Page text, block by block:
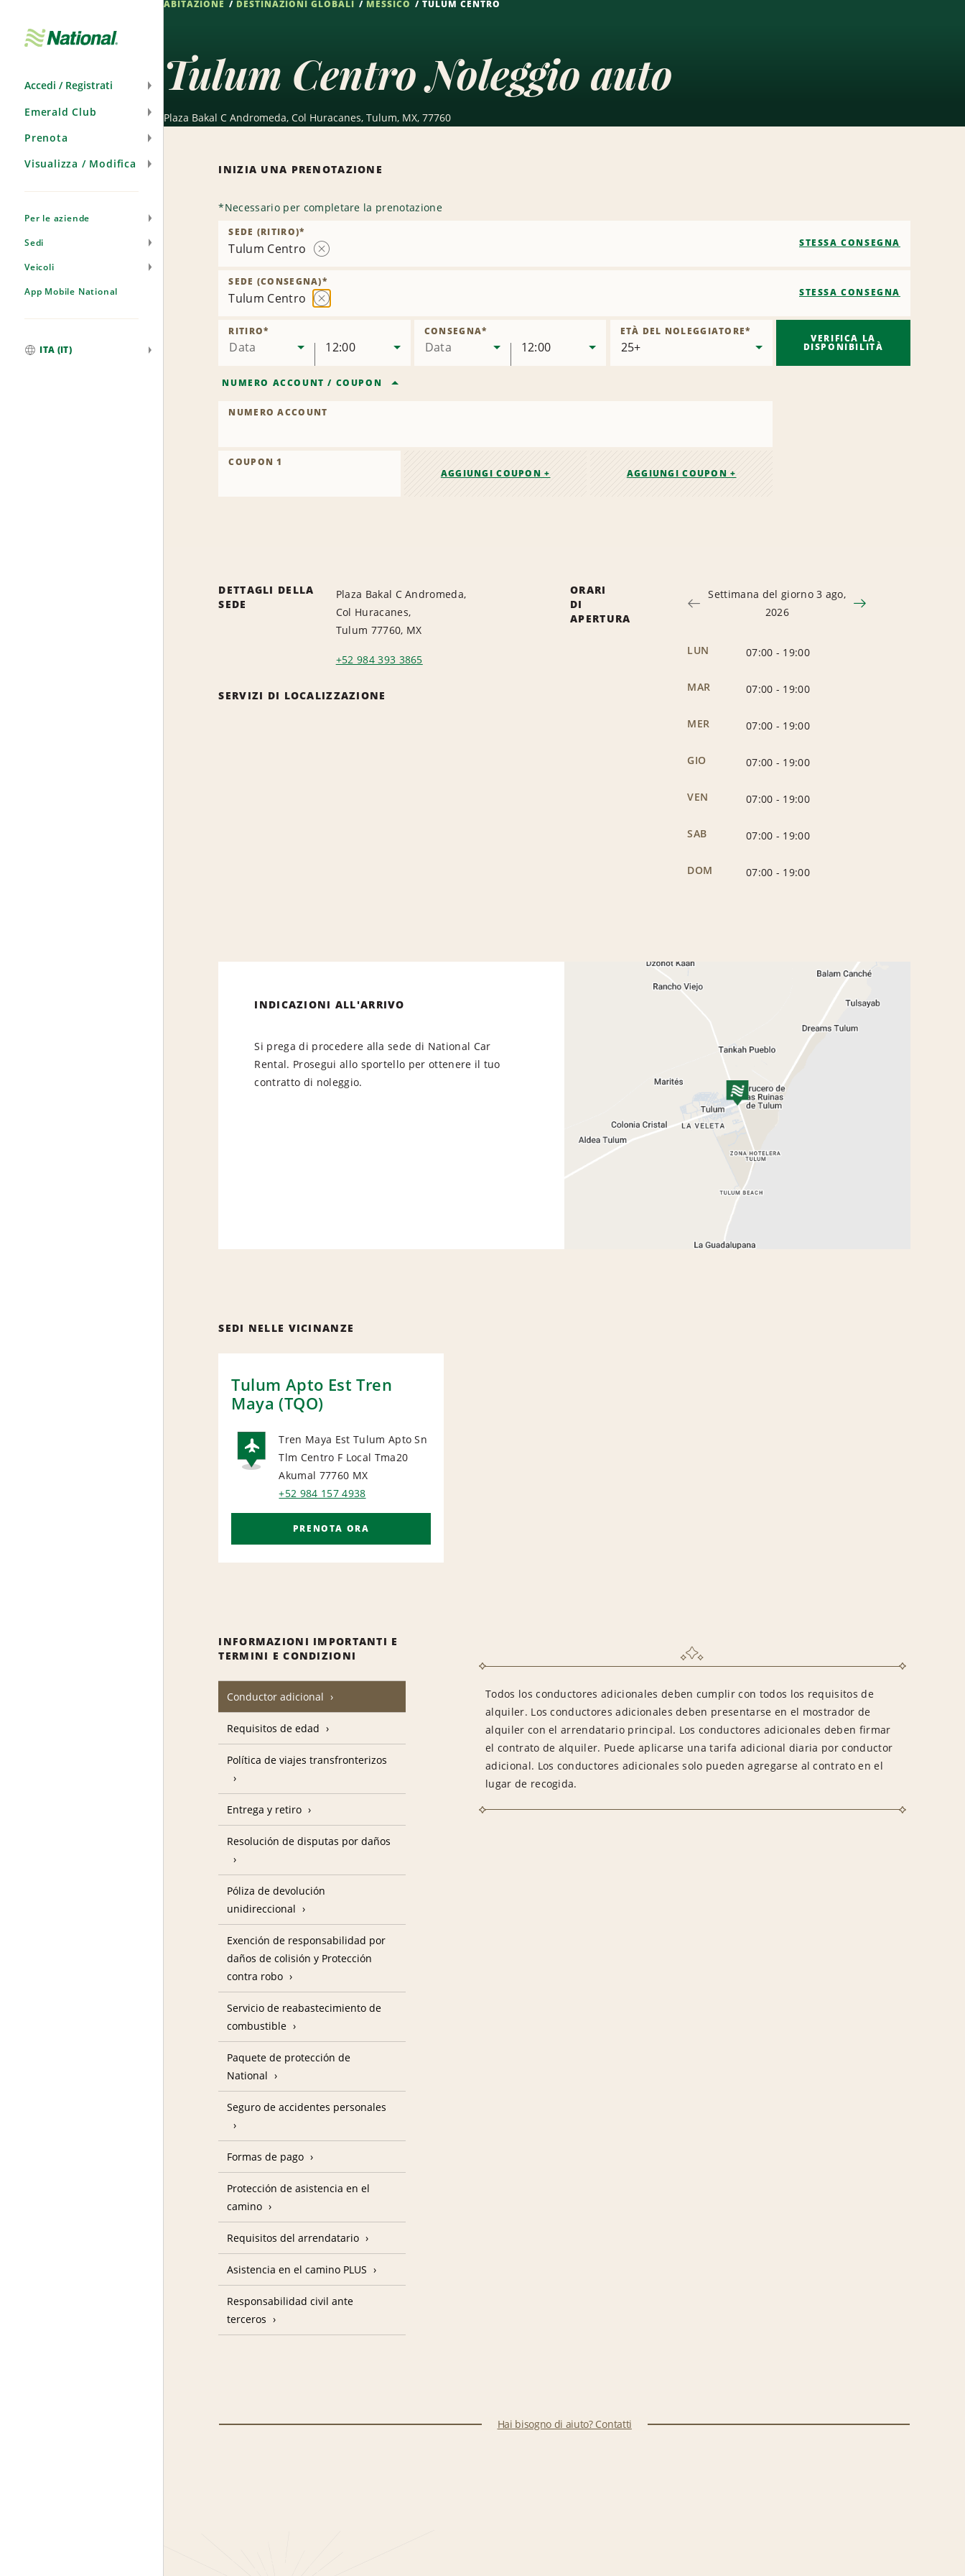
Accedi / Registrati
Emerald Club
Prenota
Visualizza / Modifica
Per le aziende
Sedi
Veicoli
App Mobile National
ITA (IT)
ABITAZIONE DESTINAZIONI GLOBALI MESSICO TULUM CENTRO
Tulum Centro Noleggio auto
Plaza Bakal C Andromeda, Col Huracanes, Tulum, MX, 77760
INIZIA UNA PRENOTAZIONE
*Necessario per completare la prenotazione
Tulum Centro
sede
SEDE (RITIRO)*
STESSA CONSEGNA
Tulum Centro
SEDE (CONSEGNA)*
STESSA CONSEGNA
Data
RITIRO*
12:00 Data
CONSEGNA*
12:00
ETÀ DEL NOLEGGIATORE*
NUMERO ACCOUNT / COUPON
NUMERO ACCOUNT
COUPON 1
AGGIUNGI COUPON +
AGGIUNGI COUPON +
VERIFICA LA
DISPONIBILITÀ
DETTAGLI DELLA
SEDE
Plaza Bakal C Andromeda,
Col Huracanes,
Tulum 77760, MX
+52 984 393 3865
SERVIZI DI LOCALIZZAZIONE
ORARI
DI
APERTURA
Settimana del giorno 3 ago,
2026
LUN 07:00 - 19:00
MAR 07:00 - 19:00
MER 07:00 - 19:00
GIO 07:00 - 19:00
VEN 07:00 - 19:00
SAB 07:00 - 19:00
DOM 07:00 - 19:00
INDICAZIONI ALL'ARRIVO
Si prega di procedere alla sede di National Car
Rental. Prosegui allo sportello per ottenere il tuo
contratto di noleggio.
SEDI NELLE VICINANZE
Tulum Apto Est Tren
Maya (TQO)
AIRPORT
Tren Maya Est Tulum Apto Sn
Tlm Centro F Local Tma20
Akumal 77760 MX
+52 984 157 4938
PRENOTA ORA
INFORMAZIONI IMPORTANTI E
TERMINI E CONDIZIONI
Conductor adicional
Todos los conductores adicionales deben cumplir con todos los requisitos de
alquiler. Los conductores adicionales deben presentarse en el mostrador de
alquiler con el arrendatario principal. Los conductores adicionales deben firmar
el contrato de alquiler. Puede aplicarse una tarifa adicional diaria por conductor
adicional. Los conductores adicionales solo pueden agregarse al contrato en el
lugar de recogida.
Requisitos de edad
Política de viajes transfronterizos
Entrega y retiro
Resolución de disputas por daños
Póliza de devolución
unidireccional
Exención de responsabilidad por
daños de colisión y Protección
contra robo
Servicio de reabastecimiento de
combustible
Paquete de protección de
National
Seguro de accidentes personales
Formas de pago
Protección de asistencia en el
camino
Requisitos del arrendatario
Asistencia en el camino PLUS
Responsabilidad civil ante
terceros
Hai bisogno di aiuto? Contatti